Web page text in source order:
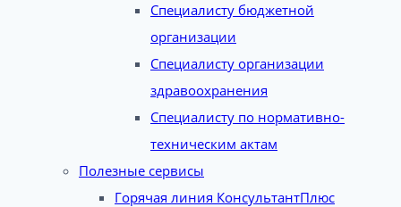
Специалисту бюджетной
организации
Специалисту организации
здравоохранения
Специалисту по нормативно-
техническим актам
Полезные сервисы
Горячая линия КонсультантПлюс